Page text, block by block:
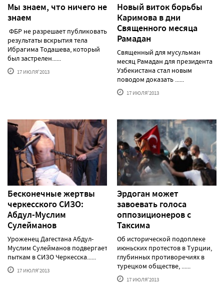
Мы знаем, что ничего не
знаем
ФБР не разрешает публиковать
результаты вскрытия тела
Ибрагима Тодашева, который
был застрелен......
17 ИЮЛЯ'2013
Новый виток борьбы
Каримова в дни
Священного месяца
Рамадан
Священный для мусульман
месяц Рамадан для президента
Узбекистана стал новым
поводом доказать ......
17 ИЮЛЯ'2013
Бесконечные жертвы
черкесского СИЗО:
Абдул-Муслим
Сулейманов
Уроженец Дагестана Абдул-
Муслим Сулейманов подвергается
пыткам в СИЗО Черкесска......
17 ИЮЛЯ'2013
Эрдоган может
завоевать голоса
оппозиционеров с
Таксима
Об исторической подоплеке
июньских протестов в Турции,
глубинных противоречиях в
турецком обществе, ......
17 ИЮЛЯ'2013